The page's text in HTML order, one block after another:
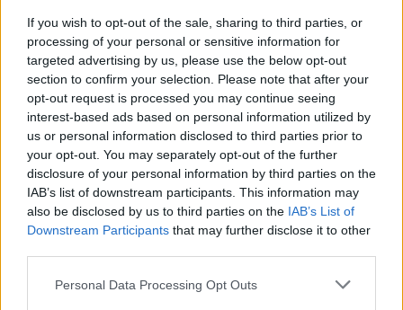
If you wish to opt-out of the sale, sharing to third parties, or
processing of your personal or sensitive information for
targeted advertising by us, please use the below opt-out
section to confirm your selection. Please note that after your
opt-out request is processed you may continue seeing
interest-based ads based on personal information utilized by
us or personal information disclosed to third parties prior to
your opt-out. You may separately opt-out of the further
disclosure of your personal information by third parties on the
IAB’s list of downstream participants. This information may
also be disclosed by us to third parties on the IAB’s List of
Downstream Participants that may further disclose it to other
Please note that this website/app uses one or more Google
Personal Data Processing Opt Outs
egymaga több pénzt kapott, mint az összes megyei
mozgássérült szervezet együttvéve.
TOVÁBB OLVASOM
JNSZ megyei hírek boldog istván,kecze istván ,lottó,mszp,
Szerencsejáték Zrt. ,támogatás
Hivatalos: „adminisztrációs hiba” miatt
elveszett 3 hónapnyi felvétel Boldog István
2024.11.27. Kiss Lajos